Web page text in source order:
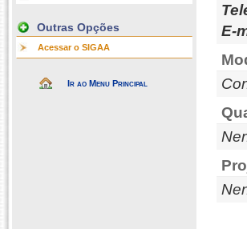
Outras Opções
Acessar o SIGAA
Ir ao Menu Principal
E-